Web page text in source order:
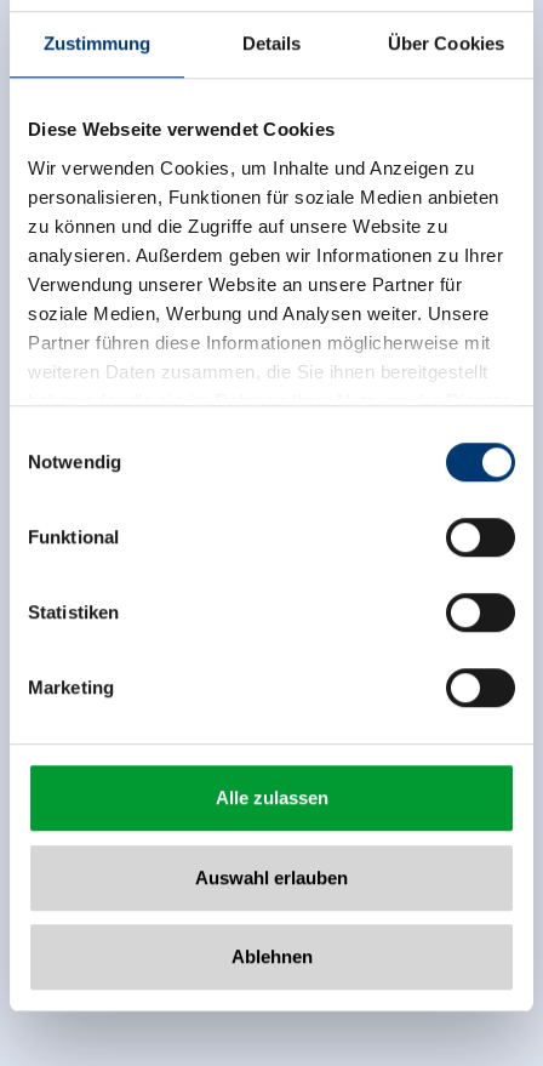
Zustimmung Details Über Cookies
Diese Webseite verwendet Cookies
Wir verwenden Cookies, um Inhalte und Anzeigen zu
personalisieren, Funktionen für soziale Medien anbieten
zu können und die Zugriffe auf unsere Website zu
analysieren. Außerdem geben wir Informationen zu Ihrer
Verwendung unserer Website an unsere Partner für
soziale Medien, Werbung und Analysen weiter. Unsere
Partner führen diese Informationen möglicherweise mit
weiteren Daten zusammen, die Sie ihnen bereitgestellt
haben oder die sie im Rahmen Ihrer Nutzung der Dienste
Rohr 23// A-6280 Zell am Ziller
www.zillertalarena.com
Notwendig
Funktional
Statistiken
Marketing
Alle zulassen
Auswahl erlauben
Ablehnen